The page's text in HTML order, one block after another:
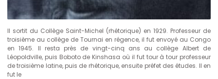
Il sortit du Collège Saint-Michel (rhétorique) en 1929. Professeur de
troisième au collège de Tournai en régence, il fut envoyé au Congo
en 1945. Il resta près de vingt-cinq ans au collège Albert de
Léopoldville, puis Boboto de Kinshasa où il fut tour à tour professeur
de troisième latine, puis de rhétorique, ensuite préfet des études. Il en
fut le